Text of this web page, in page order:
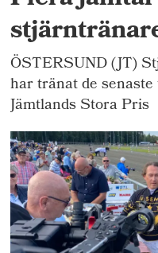
ÖSTERSUND (JT)
har tränat de
Jämtlands Stora Pris